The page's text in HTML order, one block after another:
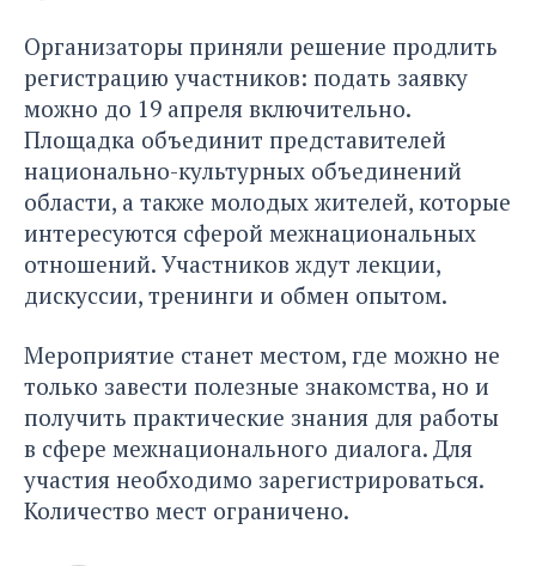
Организаторы приняли решение продлить
регистрацию участников: подать заявку
можно до 19 апреля включительно.
Площадка объединит представителей
национально-культурных объединений
области, а также молодых жителей, которые
интересуются сферой межнациональных
отношений. Участников ждут лекции,
дискуссии, тренинги и обмен опытом.
Мероприятие станет местом, где можно не
только завести полезные знакомства, но и
получить практические знания для работы
в сфере межнационального диалога. Для
участия необходимо зарегистрироваться.
Количество мест ограничено.